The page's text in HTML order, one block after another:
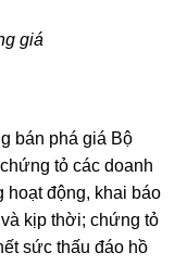
giá
bán phá giá Bộ
tỏ các doanh
hoạt động, khai báo
kịp thời; chứng tỏ
sức thấu đáo hồ